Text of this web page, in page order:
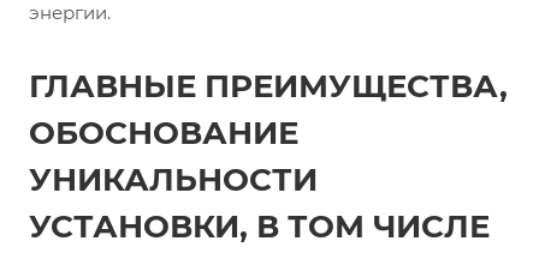
энергии.
ГЛАВНЫЕ ПРЕИМУЩЕСТВА,
ОБОСНОВАНИЕ
УНИКАЛЬНОСТИ
УСТАНОВКИ, В ТОМ ЧИСЛЕ